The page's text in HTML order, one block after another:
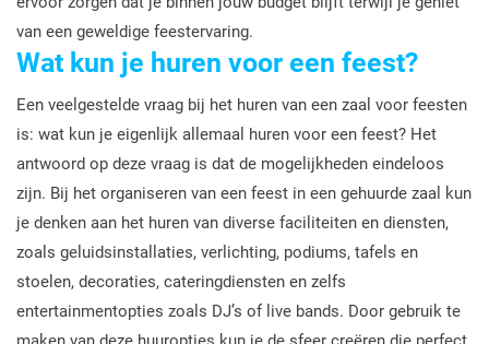
van een geweldige feestervaring.
Wat kun je huren voor een feest?
Een veelgestelde vraag bij het huren van een zaal voor feesten
is: wat kun je eigenlijk allemaal huren voor een feest? Het
antwoord op deze vraag is dat de mogelijkheden eindeloos
zijn. Bij het organiseren van een feest in een gehuurde zaal kun
je denken aan het huren van diverse faciliteiten en diensten,
zoals geluidsinstallaties, verlichting, podiums, tafels en
stoelen, decoraties, cateringdiensten en zelfs
entertainmentopties zoals DJ’s of live bands. Door gebruik te